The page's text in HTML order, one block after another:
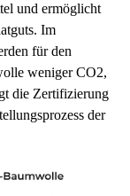
und ermöglicht
Im
für den
weniger CO2,
die Zertifizierung
der